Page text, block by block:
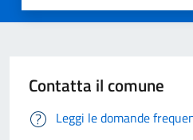
Contatta il comune
Leggi le domande